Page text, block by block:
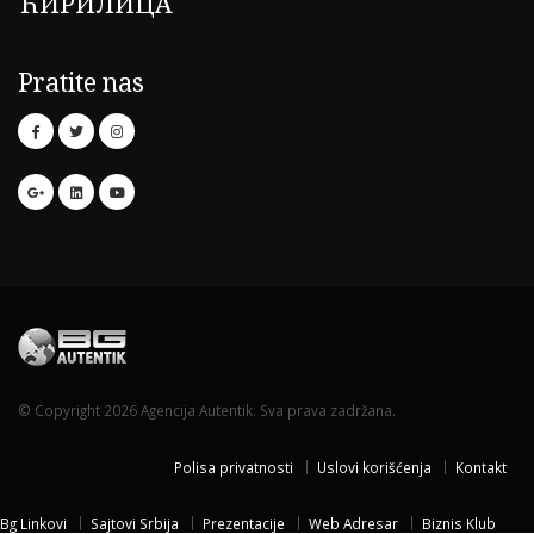
Pratite nas
© Copyright 2026 Agencija Autentik. Sva prava zadržana.
Polisa privatnosti Uslovi korišćenja Kontakt
Bg Linkovi Sajtovi Srbija Prezentacije Web Adresar Biznis Klub